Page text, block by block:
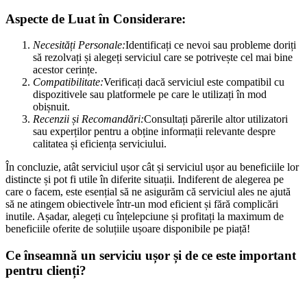
Aspecte de Luat în Considerare:
Necesități Personale:Identificați ce nevoi sau probleme doriți
să rezolvați și alegeți serviciul care se potrivește cel mai bine
acestor cerințe.
Compatibilitate:Verificați dacă serviciul este compatibil cu
dispozitivele sau platformele pe care le utilizați în mod
obișnuit.
Recenzii și Recomandări:Consultați părerile altor utilizatori
sau experților pentru a obține informații relevante despre
calitatea și eficiența serviciului.
În concluzie, atât serviciul ușor cât și serviciul ușor au beneficiile lor
distincte și pot fi utile în diferite situații. Indiferent de alegerea pe
care o facem, este esențial să ne asigurăm că serviciul ales ne ajută
să ne atingem obiectivele într-un mod eficient și fără complicări
inutile. Așadar, alegeți cu înțelepciune și profitați la maximum de
beneficiile oferite de soluțiile ușoare disponibile pe piață!
Ce înseamnă un serviciu ușor și de ce este important
pentru clienți?